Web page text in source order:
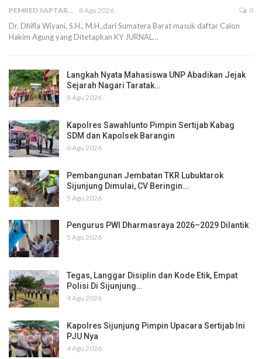
PEMRED SAPTARIUS 8 Agu 2026 0
Dr. Dhifla Wiyani, S.H., M.H.,dari Sumatera Barat masuk daftar Calon
Hakim Agung yang Ditetapkan KY JURNAL…
Langkah Nyata Mahasiswa UNP Abadikan Jejak
Sejarah Nagari Taratak…
8 Agu 2026
Kapolres Sawahlunto Pimpin Sertijab Kabag
SDM dan Kapolsek Barangin
6 Agu 2026
Pembangunan Jembatan TKR Lubuktarok
Sijunjung Dimulai, CV Beringin…
5 Agu 2026
Pengurus PWI Dharmasraya 2026–2029 Dilantik
5 Agu 2026
Tegas, Langgar Disiplin dan Kode Etik, Empat
Polisi Di Sijunjung…
4 Agu 2026
Kapolres Sijunjung Pimpin Upacara Sertijab Ini
PJU Nya
4 Agu 2026